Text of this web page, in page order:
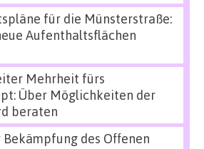
für die Münsterstraße:
Aufenthaltsflächen
Mehrheit fürs
Über Möglichkeiten der
beraten
des Offenen